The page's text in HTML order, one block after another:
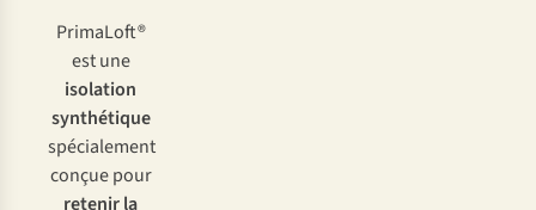
PrimaLoft®
est une
isolation
synthétique
spécialement
conçue pour
retenir la